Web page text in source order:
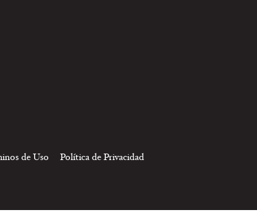
de Uso Política de Privacidad